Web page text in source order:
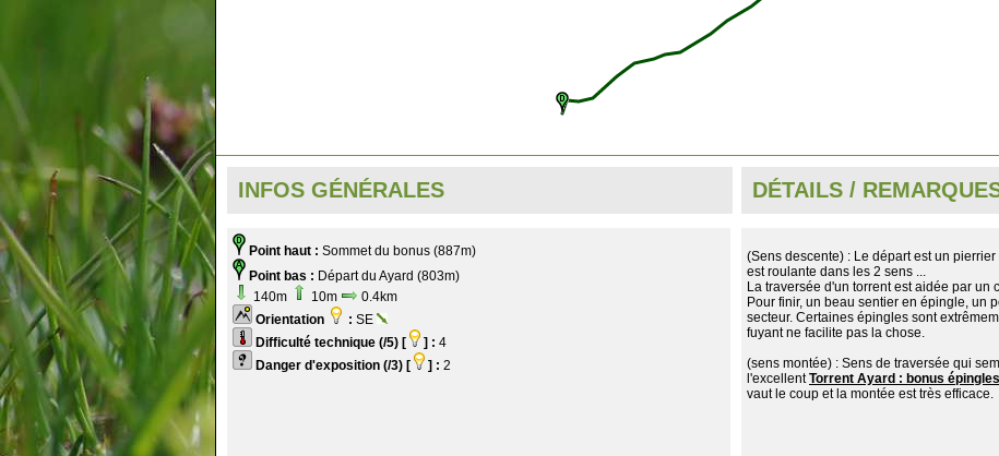
INFOS GÉNÉRALES
Point haut : Sommet du bonus (887m)
Point bas : Départ du Ayard (803m)
140m
10m
0.4km
Orientation
: SE
Difficulté technique (/5) [
] : 4
Danger d'exposition (/3) [
] : 2
DÉTAILS /
(Sens descente) : Le départ est un
est roulante dans les 2 sens ...
La traversée d'un torrent est aidée par un
Pour finir, un beau sentier en épingle, un
secteur. Certaines épingles sont
fuyant ne facilite pas la chose.
(sens montée) : Sens de traversée qui
l'excellentTorrent Ayard : bonus épingles
vaut le coup et la montée est très efficace.